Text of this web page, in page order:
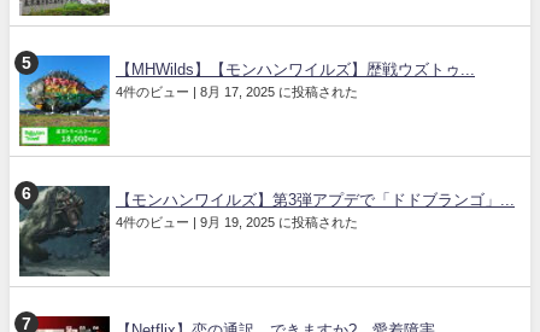
【MHWilds】【モンハンワイルズ】歴戦ウズトゥ...
4件のビュー | 8月 17, 2025 に投稿された
【モンハンワイルズ】第3弾アプデで「ドドブランゴ」...
4件のビュー | 9月 19, 2025 に投稿された